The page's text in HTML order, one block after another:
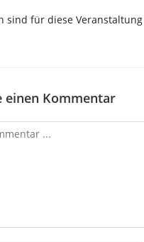
sind für diese
einen Kommentar